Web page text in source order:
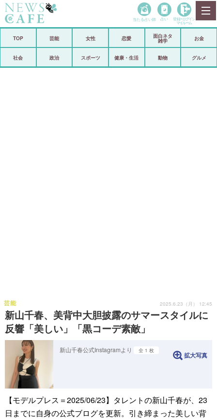
政治
当たる占い師 占い 登録• ログイン
マイルーム
TOP 芸能 女性 恋愛
面白ネタ
雑学
お金
社会 政治 スポーツ 健康・生活 動物 グルメ
新山千春、美背中大胆披露のサマースタイルに
反響「美しい」「黒コーデ素敵」
芸能 2025.6.23（月） 12:45
新山千春公式Instagramより 全 1 枚
拡大写真
【モデルプレス＝2025/06/23】タレントの新山千春が、23
日までに自身の公式ブログを更新。引き締まった美しい背